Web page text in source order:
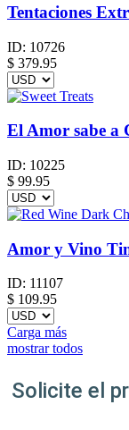
Tentaciones
ID: 10726
$ 379.95
El Amor sabe a
ID: 10225
$ 99.95
Amor y Vino
ID: 11107
$ 109.95
Carga más
mostrar todos
Solicite el